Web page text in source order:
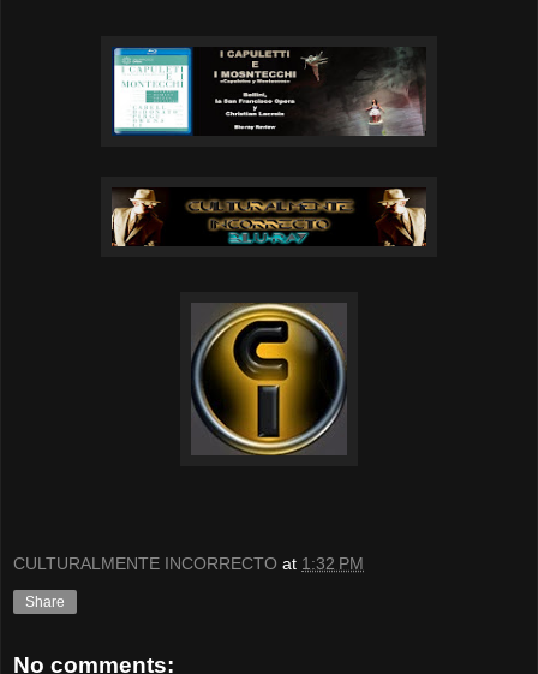
CULTURALMENTE INCORRECTO at 1:32 PM
Share
No comments: